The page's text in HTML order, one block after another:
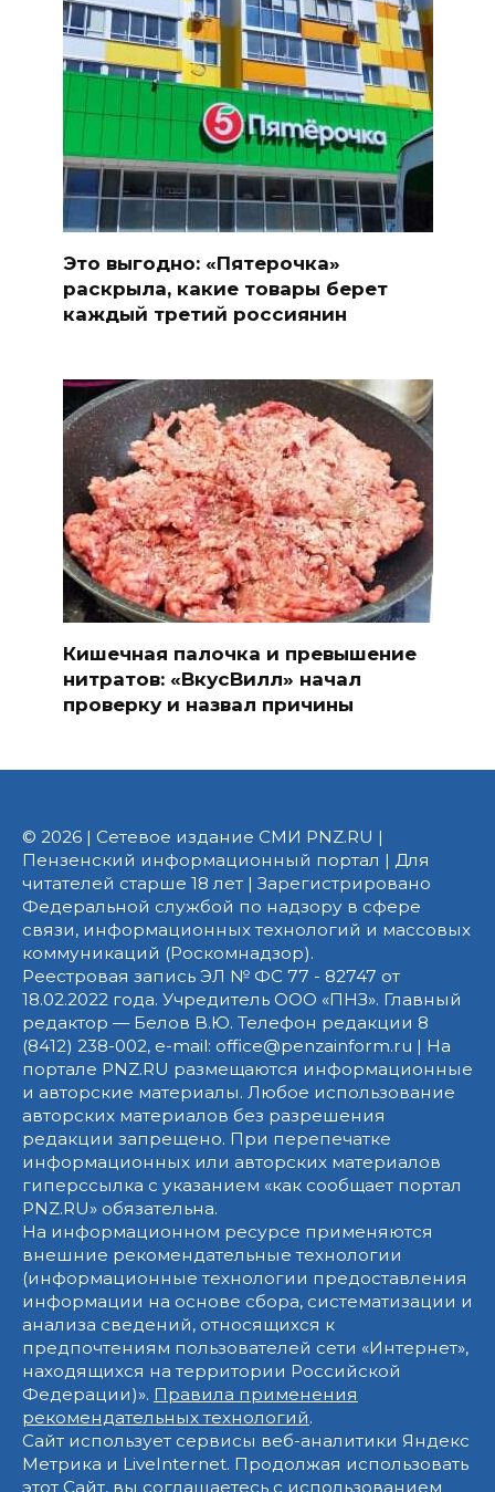
Это выгодно: «Пятерочка»
раскрыла, какие товары берет
каждый третий россиянин
Кишечная палочка и превышение
нитратов: «ВкусВилл» начал
проверку и назвал причины
© 2026 | Сетевое издание СМИ PNZ.RU |
Пензенский информационный портал | Для
читателей старше 18 лет | Зарегистрировано
Федеральной службой по надзору в сфере
связи, информационных технологий и массовых
коммуникаций (Роскомнадзор).
Реестровая запись ЭЛ № ФС 77 - 82747 от
18.02.2022 года. Учредитель ООО «ПНЗ». Главный
редактор — Белов В.Ю. Телефон редакции 8
(8412) 238-002, e-mail: office@penzainform.ru | На
портале PNZ.RU размещаются информационные
и авторские материалы. Любое использование
авторских материалов без разрешения
редакции запрещено. При перепечатке
информационных или авторских материалов
гиперссылка с указанием «как сообщает портал
PNZ.RU» обязательна.
На информационном ресурсе применяются
внешние рекомендательные технологии
(информационные технологии предоставления
информации на основе сбора, систематизации и
анализа сведений, относящихся к
предпочтениям пользователей сети «Интернет»,
находящихся на территории Российской
Федерации)». Правила применения
рекомендательных технологий.
Сайт использует сервисы веб-аналитики Яндекс
Метрика и LiveInternet. Продолжая использовать
этот Сайт, вы соглашаетесь с использованием